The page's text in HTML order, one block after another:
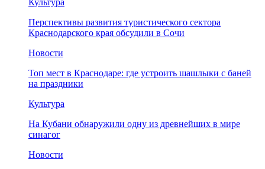
Культура
Перспективы развития туристического сектора
Краснодарского края обсудили в Сочи
Новости
Топ мест в Краснодаре: где устроить шашлыки с баней
на праздники
Культура
На Кубани обнаружили одну из древнейших в мире
синагог
Новости